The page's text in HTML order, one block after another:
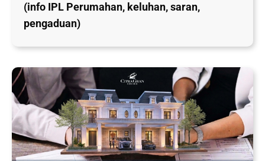
(info IPL Perumahan, keluhan, saran,
pengaduan)